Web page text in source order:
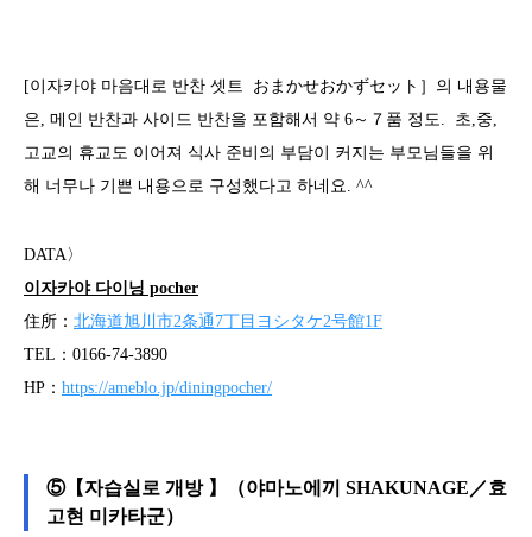
[이자카야 마음대로 반찬 셋트 おまかせおかずセット］의 내용물
은, 메인 반찬과 사이드 반찬을 포함해서 약 6～７품 정도. 초,중,
고교의 휴교도 이어져 식사 준비의 부담이 커지는 부모님들을 위
해 너무나 기쁜 내용으로 구성했다고 하네요. ^^
DATA〉
이자카야 다이닝 pocher
住所： 北海道旭川市2条通7丁目ヨシタケ2号館1F
TEL：0166-74-3890
HP： https://ameblo.jp/diningpocher/
⑤【자습실로 개방 】（야마노에끼 SHAKUNAGE／효
고현 미카타군）